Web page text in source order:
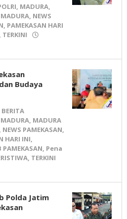
, MADURA,
, NEWS
, PAMEKASAN HARI
, TERKINI
Budaya
BERITA
MADURA, MADURA
, NEWS PAMEKASAN,
HARI INI,
PAMEKASAN, Pena
, TERKINI
Polda Jatim